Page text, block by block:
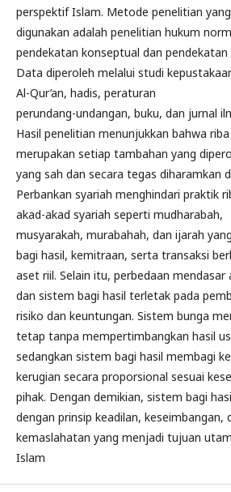
perspektif Islam. Metode penelitian yang
digunakan adalah penelitian hukum
pendekatan konseptual dan pendekatan
Data diperoleh melalui studi
Al-Qur’an, hadis, peraturan
perundang-undangan, buku, dan jurnal
Hasil penelitian menunjukkan bahwa riba
merupakan setiap tambahan yang
yang sah dan secara tegas diharamkan
Perbankan syariah menghindari praktik
akad-akad syariah seperti mudharabah,
musyarakah, murabahah, dan ijarah
bagi hasil, kemitraan, serta transaksi
aset riil. Selain itu, perbedaan
dan sistem bagi hasil terletak pada
risiko dan keuntungan. Sistem bunga
tetap tanpa mempertimbangkan hasil
sedangkan sistem bagi hasil membagi
kerugian secara proporsional sesuai
pihak. Dengan demikian, sistem bagi
dengan prinsip keadilan, keseimbangan,
kemaslahatan yang menjadi tujuan
Islam